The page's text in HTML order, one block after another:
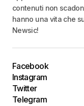
contenuti non
hanno una vita che
Newsic!
Facebook
Instagram
Twitter
Telegram